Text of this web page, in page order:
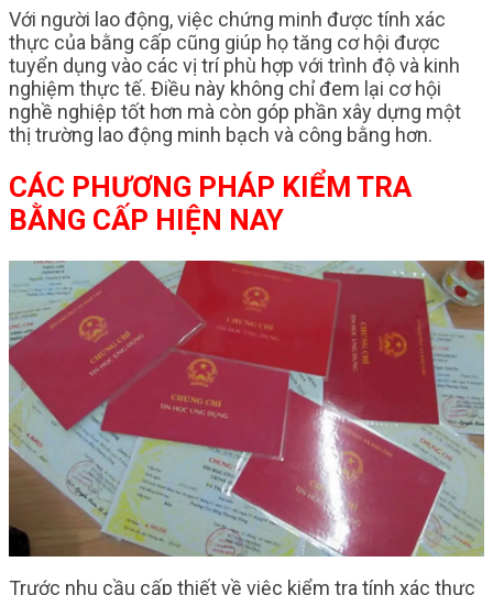
Với người lao động, việc chứng minh được tính xác
thực của bằng cấp cũng giúp họ tăng cơ hội được
tuyển dụng vào các vị trí phù hợp với trình độ và kinh
nghiệm thực tế. Điều này không chỉ đem lại cơ hội
nghề nghiệp tốt hơn mà còn góp phần xây dựng một
thị trường lao động minh bạch và công bằng hơn.
CÁC PHƯƠNG PHÁP KIỂM TRA
BẰNG CẤP HIỆN NAY
Trước nhu cầu cấp thiết về việc kiểm tra tính xác thực